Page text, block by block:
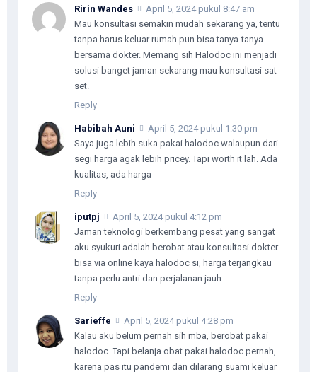
Ririn Wandes
April 5, 2024 pukul 8:47 am
Mau konsultasi semakin mudah sekarang ya, tentu
tanpa harus keluar rumah pun bisa tanya-tanya
bersama dokter. Memang sih Halodoc ini menjadi
solusi banget jaman sekarang mau konsultasi sat
set.
Reply
Habibah Auni
April 5, 2024 pukul 1:30 pm
Saya juga lebih suka pakai halodoc walaupun dari
segi harga agak lebih pricey. Tapi worth it lah. Ada
kualitas, ada harga
Reply
iputpj
April 5, 2024 pukul 4:12 pm
Jaman teknologi berkembang pesat yang sangat
aku syukuri adalah berobat atau konsultasi dokter
bisa via online kaya halodoc si, harga terjangkau
tanpa perlu antri dan perjalanan jauh
Reply
Sarieffe
April 5, 2024 pukul 4:28 pm
Kalau aku belum pernah sih mba, berobat pakai
halodoc. Tapi belanja obat pakai halodoc pernah,
karena pas itu pandemi dan dilarang suami keluar